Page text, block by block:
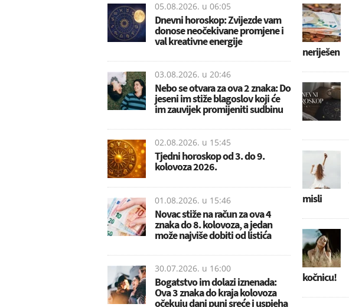
05.08.2026. u 06:05
Dnevni horoskop: Zvijezde vam
donose neočekivane promjene i
val kreativne energije
03.08.2026. u 20:46
Nebo se otvara za ova 2 znaka: Do
jeseni im stiže blagoslov koji će
im zauvijek promijeniti sudbinu
02.08.2026. u 15:45
Tjedni horoskop od 3. do 9.
kolovoza 2026.
01.08.2026. u 15:46
Novac stiže na račun za ova 4
znaka do 8. kolovoza, a jedan
može najviše dobiti od listića
30.07.2026. u 16:00
Bogatstvo im dolazi iznenada:
Ova 3 znaka do kraja kolovoza
očekuju dani puni sreće i uspjeha
neriješen
misli
kočnicu!